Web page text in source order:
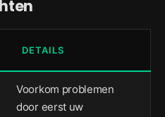
DETAILS
Voorkom problemen
door eerst uw